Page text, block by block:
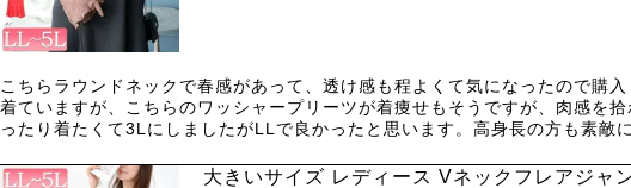
こちらラウンドネックで春感があって、透け感も程よくて気になったので購
着ていますが、こちらのワッシャープリーツが着痩せもそうですが、肉感を
ったり着たくて3LにしましたがLLで良かったと思います。高身長の方も素敵
大きいサイズ レディース Vネックフレアジ